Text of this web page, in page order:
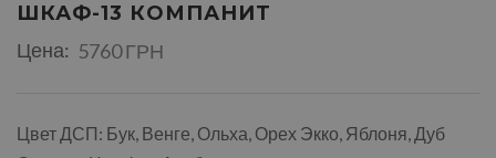
ШКАФ-13 КОМПАНИТ
Цена: 5760 ГРН
Цвет ДСП: Бук, Венге, Ольха, Орех Экко, Яблоня, Дуб